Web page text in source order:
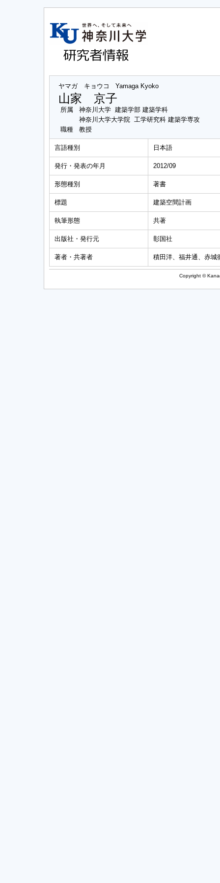
ヤマガ キョウコ Yamaga Kyoko
山家 京子
所属
神奈川大学 建築学部 建築学科
神奈川大学大学院 工学研究科 建築学専攻
職種
教授
言語種別 日本語
発行・発表の年月 2012/09
形態種別 著書
標題 建築空間計画
執筆形態 共著
出版社・発行元 彰国社
著者・共著者 積田洋、福井通、赤城
Copyright ©